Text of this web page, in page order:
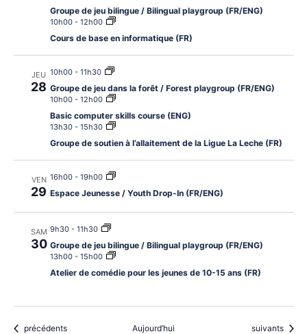
Groupe de jeu bilingue / Bilingual playgroup (FR/ENG)
10h00- 12h00
Cours de base en informatique (FR)
JEU
28
10h00- 11h30
Groupe de jeu dans la forêt / Forest playgroup (FR/ENG)
10h00- 12h00
Basic computer skills course (ENG)
13h30- 15h30
Groupe de soutien à l’allaitement de la Ligue La Leche (FR)
VEN
29
16h00- 19h00
Espace Jeunesse / Youth Drop-In (FR/ENG)
SAM
30
9h30- 11h30
Groupe de jeu bilingue / Bilingual playgroup (FR/ENG)
13h00- 15h00
Atelier de comédie pour les jeunes de 10-15 ans (FR)
Évènements
précédents Aujourd’hui Évènements
suivants